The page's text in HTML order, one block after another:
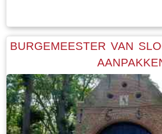
linker restaurant dat sinds
voormalige zoutloods
voorraad strekt welteverstaan.
“Laaksumer Bot” suggereert
gevangen wordt. En niets is
Tegenover de twee
kleinste haventje van Europa
BURGEMEESTER VAN